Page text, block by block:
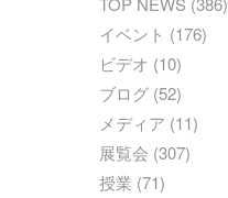
イベント (176)
ビデオ (10)
ブログ (52)
メディア (11)
展覧会 (307)
授業 (71)